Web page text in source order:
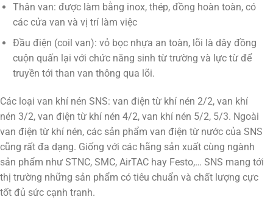
Thân van: được làm bằng inox, thép, đồng hoàn toàn, có
các cửa van và vị trí làm việc
Đầu điện (coil van): vỏ bọc nhựa an toàn, lõi là dây đồng
cuộn quấn lại với chức năng sinh từ trường và lực từ để
truyền tới than van thông qua lõi.
Các loại van khí nén SNS: van điện từ khí nén 2/2, van khí
nén 3/2, van điện từ khí nén 4/2, van khí nén 5/2, 5/3. Ngoài
van điện từ khí nén, các sản phẩm van điện từ nước của SNS
cũng rất đa dạng. Giống với các hãng sản xuất cùng ngành
sản phẩm như STNC, SMC, AirTAC hay Festo,… SNS mang tới
thị trường những sản phẩm có tiêu chuẩn và chất lượng cực
tốt đủ sức cạnh tranh.